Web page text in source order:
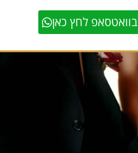
בוואטסאפ לחץ כאן